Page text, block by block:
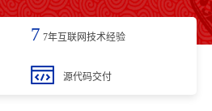
7 7年互联网技术经验
源代码交付